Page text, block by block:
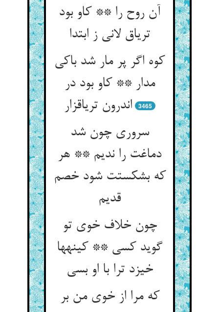
آن روح را ** کاو بود
تریاق لانی ز ابتدا
کوه اگر پر مار شد باکی
مدار ** کاو بود در
اندرون تریاق‏زار
3465
سروری چون شد
دماغت را ندیم ** هر
که بشکستت شود خصم
قدیم‏
چون خلاف خوی تو
گوید کسی ** کینه‏ها
خیزد ترا با او بسی‏
که مرا از خوی من بر